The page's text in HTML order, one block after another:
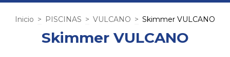
Inicio > PISCINAS > VULCANO > Skimmer VULCANO
Skimmer VULCANO